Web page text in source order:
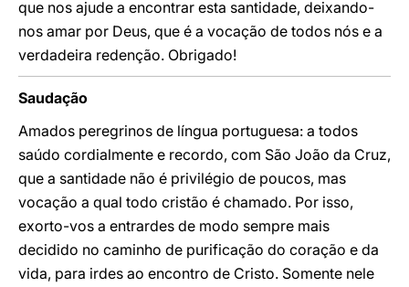
que nos ajude a encontrar esta santidade, deixando-
nos amar por Deus, que é a vocação de todos nós e a
verdadeira redenção. Obrigado!
Saudação
Amados peregrinos de língua portuguesa: a todos
saúdo cordialmente e recordo, com São João da Cruz,
que a santidade não é privilégio de poucos, mas
vocação a qual todo cristão é chamado. Por isso,
exorto-vos a entrardes de modo sempre mais
decidido no caminho de purificação do coração e da
vida, para irdes ao encontro de Cristo. Somente nele